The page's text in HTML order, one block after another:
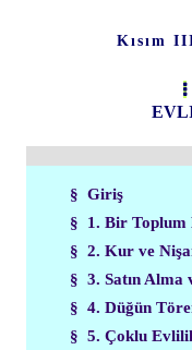
Kısım
§ Giriş
§ 1. Bir
§ 2. Kur ve
§ 3. Satın Alma
§ 4. Düğün
§ 5. Çoklu